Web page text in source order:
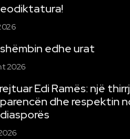
edhe urat
2026
Edi Ramës: një
dhe respektin